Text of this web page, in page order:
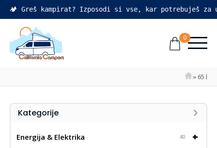
🏕️ Greš kampirat? Izposodi si vse, kar potrebuješ
0
» 65 l
Kategorije
+
Energija & Elektrika 40